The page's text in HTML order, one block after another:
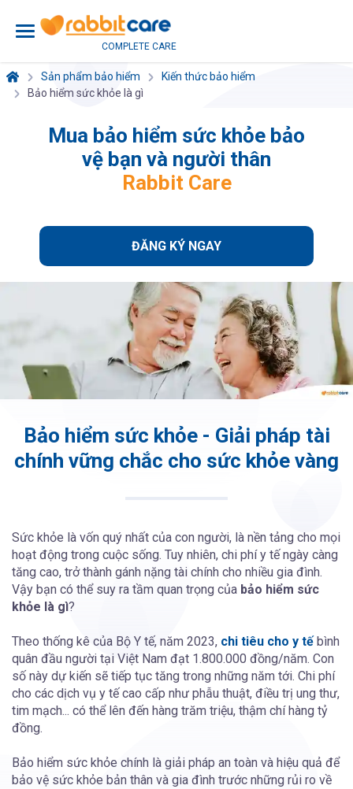
COMPLETE CARE
Sản phẩm bảo hiểm
Kiến thức bảo hiểm
Bảo hiểm sức khỏe là gì
Mua bảo hiểm sức khỏe bảo
vệ bạn và người thân
Rabbit Care
ĐĂNG KÝ NGAY
Bảo hiểm sức khỏe - Giải pháp tài
chính vững chắc cho sức khỏe vàng
Sức khỏe là vốn quý nhất của con người, là nền tảng cho mọi
hoạt động trong cuộc sống. Tuy nhiên, chi phí y tế ngày càng
tăng cao, trở thành gánh nặng tài chính cho nhiều gia đình.
Vậy bạn có thể suy ra tầm quan trọng của bảo hiểm sức
khỏe là gì?
Theo thống kê của Bộ Y tế, năm 2023, chi tiêu cho y tế bình
quân đầu người tại Việt Nam đạt 1.800.000 đồng/năm. Con
số này dự kiến sẽ tiếp tục tăng trong những năm tới. Chi phí
cho các dịch vụ y tế cao cấp như phẫu thuật, điều trị ung thư,
tim mạch... có thể lên đến hàng trăm triệu, thậm chí hàng tỷ
đồng.
Bảo hiểm sức khỏe chính là giải pháp an toàn và hiệu quả để
bảo vệ sức khỏe bản thân và gia đình trước những rủi ro về